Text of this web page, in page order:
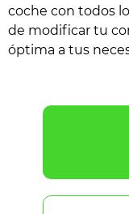
coche con todos
de modificar tu
óptima a tus